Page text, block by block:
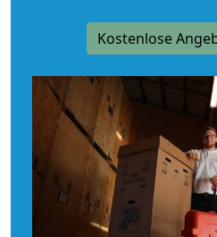
Kostenlose